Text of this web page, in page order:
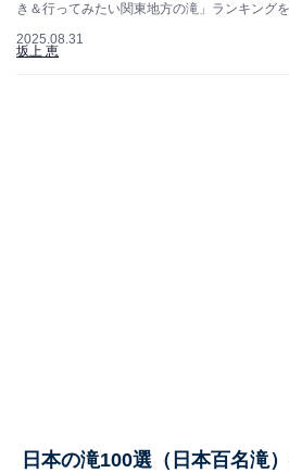
き＆行ってみたい関東地方の滝」ランキングを
2025.08.31
坂上 恵
日本の滝100選（日本百名滝